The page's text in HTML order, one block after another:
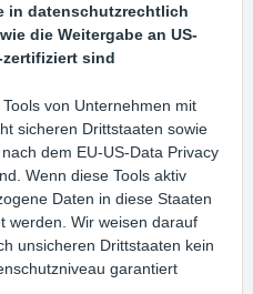
in datenschutzrechtlich
die Weitergabe an US-
zertifiziert sind
von Unternehmen mit
sicheren Drittstaaten sowie
dem EU-US-Data Privacy
Wenn diese Tools aktiv
Daten in diese Staaten
werden. Wir weisen darauf
unsicheren Drittstaaten kein
garantiert